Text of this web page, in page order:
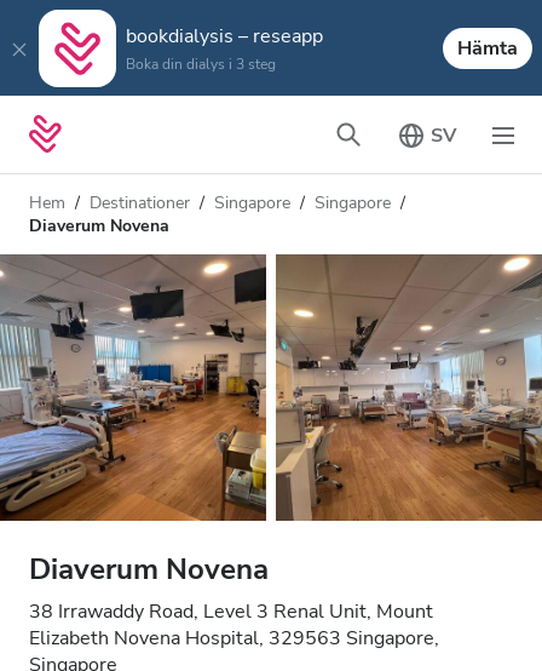
bookdialysis – reseapp
Boka din dialys i 3 steg
Hämta
SV
Hem Destinationer Singapore
Singapore
Diaverum Novena
Diaverum Novena
38 Irrawaddy Road, Level 3 Renal Unit, Mount
Elizabeth Novena Hospital, 329563 Singapore,
Singapore